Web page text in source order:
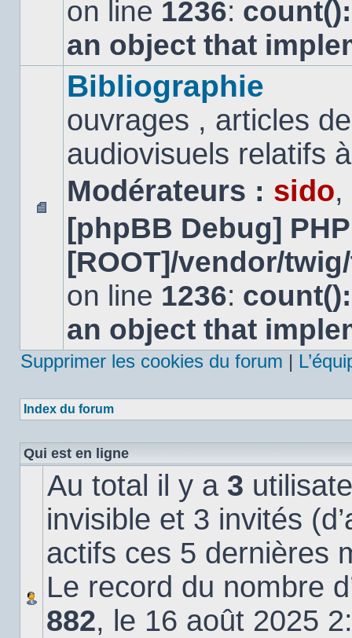
on line 1236:
an object that
Aucun
message
non
Bibliographie
ouvrages , articles
audiovisuels relatifs
Modérateurs : sido,
[phpBB Debug]
[ROOT]/vendor/
on line 1236:
an object that
Supprimer les cookies du forum |
Index du forum
Qui est en ligne
Au total il y a 3
invisible et 3 invités
actifs ces 5 dernières
Le record du nombre
882, le 16 août 2025